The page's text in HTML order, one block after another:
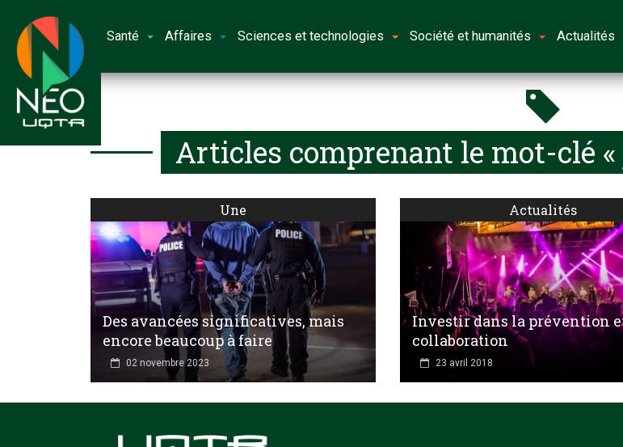
Santé Affaires Sciences et technologies Société et humanités Actualités
Articles comprenant le mot-clé «
Une
Des avancées significatives, mais
encore beaucoup à faire
02 novembre 2023
Actualités
Investir dans la prévention
collaboration
23 avril 2018